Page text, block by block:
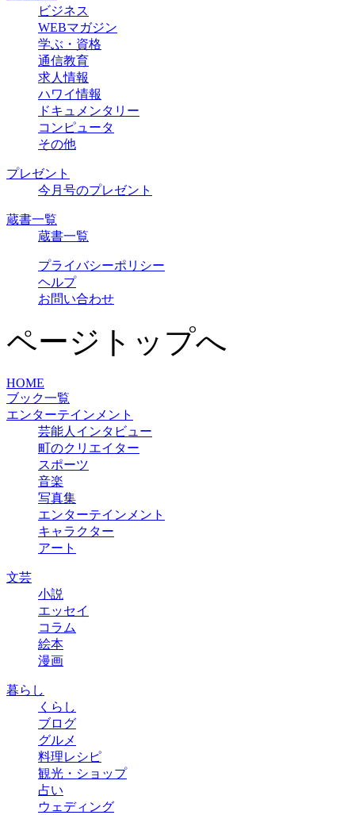
ビジネス
WEBマガジン
学ぶ・資格
通信教育
求人情報
ハワイ情報
ドキュメンタリー
コンピュータ
その他
プレゼント
今月号のプレゼント
蔵書一覧
蔵書一覧
プライバシーポリシー
ヘルプ
お問い合わせ
ページトップへ
HOME
ブック一覧
エンターテインメント
芸能人インタビュー
町のクリエイター
スポーツ
音楽
写真集
エンターテインメント
キャラクター
アート
文芸
小説
エッセイ
コラム
絵本
漫画
暮らし
くらし
ブログ
グルメ
料理レシピ
観光・ショップ
占い
ウェディング